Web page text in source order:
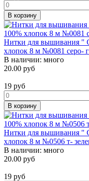
В корзину
Нитки для вышивания "
хлопок 8 м №0081 серо-
В наличии: много
20.00 руб
19 руб
В корзину
Нитки для вышивания "
хлопок 8 м №0506 т-
В наличии: много
20.00 руб
19 руб